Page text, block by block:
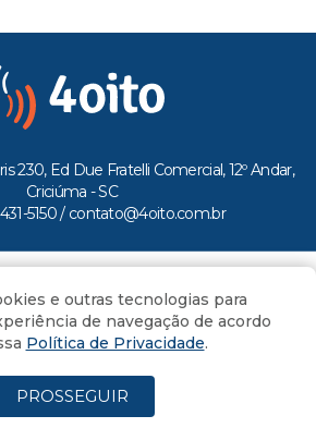
230, Ed Due Fratelli Comercial, 12º Andar,
Criciúma - SC
5150 / contato@4oito.com.br
reservados ao Portal 4oito
e outras tecnologias para
de navegação de acordo
Política de Privacidade.
PROSSEGUIR